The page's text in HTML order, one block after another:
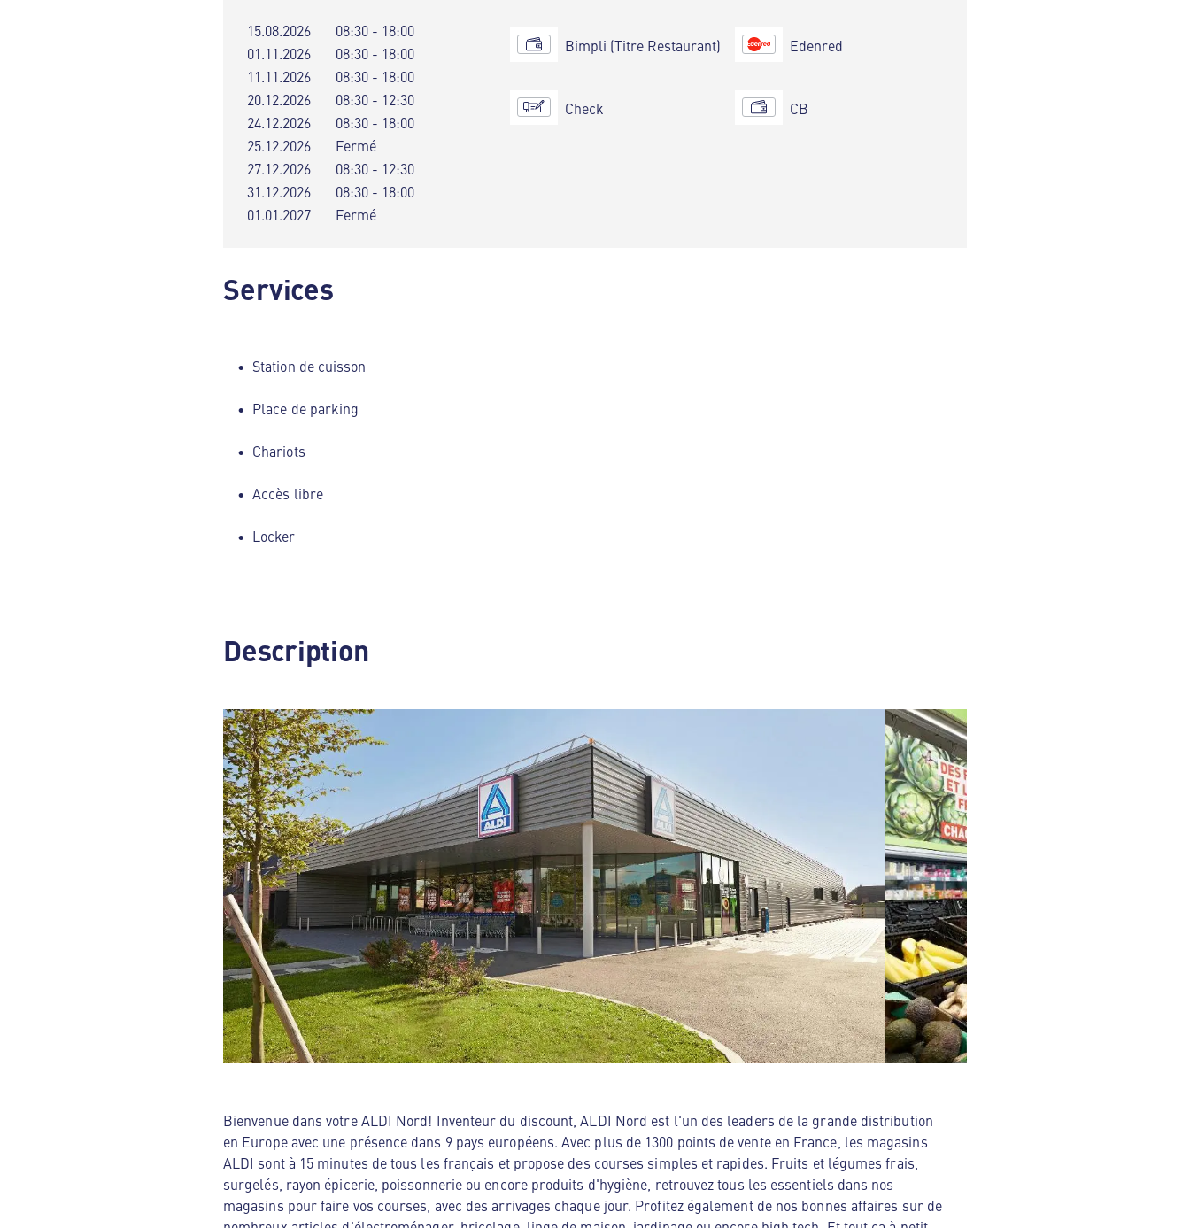
15.08.2026
08:30 - 18:00
01.11.2026
08:30 - 18:00
11.11.2026
08:30 - 18:00
20.12.2026
08:30 - 12:30
24.12.2026
08:30 - 18:00
25.12.2026
Fermé
27.12.2026
08:30 - 12:30
31.12.2026
08:30 - 18:00
01.01.2027
Fermé
Bimpli (Titre Restaurant)
Check
Edenred
CB
Services
Station de cuisson
Place de parking
Chariots
Accès libre
Locker
Description
Bienvenue dans votre ALDI Nord! Inventeur du discount, ALDI Nord est l'un des leaders de la grande distribution
en Europe avec une présence dans 9 pays européens. Avec plus de 1300 points de vente en France, les magasins
ALDI sont à 15 minutes de tous les français et propose des courses simples et rapides. Fruits et légumes frais,
surgelés, rayon épicerie, poissonnerie ou encore produits d'hygiène, retrouvez tous les essentiels dans nos
magasins pour faire vos courses, avec des arrivages chaque jour. Profitez également de nos bonnes affaires sur de